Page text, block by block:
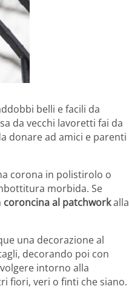
belli e facili da
da vecchi lavoretti fai da
donare ad amici e parenti
corona in polistirolo o
morbida. Se
coroncina al patchworkalla
una decorazione al
decorando poi con
intorno alla
fiori, veri o finti che siano.